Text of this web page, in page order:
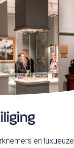
en luxueuze